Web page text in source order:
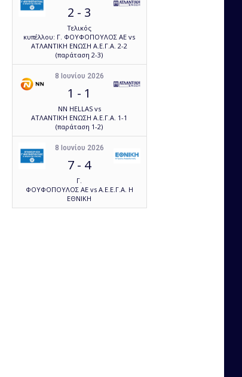
2 - 3
Τελικός
κυπέλλου: Γ. ΦΟΥΦΟΠΟΥΛΟΣ ΑΕ vs
ΑΤΛΑΝΤΙΚΗ ΕΝΩΣΗ Α.Ε.Γ.Α. 2-2
(παράταση 2-3)
8 Ιουνίου 2026
1 - 1
NN HELLAS vs
ΑΤΛΑΝΤΙΚΗ ΕΝΩΣΗ Α.Ε.Γ.Α. 1-1
(παράταση 1-2)
8 Ιουνίου 2026
7 - 4
Γ.
ΦΟΥΦΟΠΟΥΛΟΣ ΑΕ vs Α.Ε.Ε.Γ.Α. Η
ΕΘΝΙΚΗ